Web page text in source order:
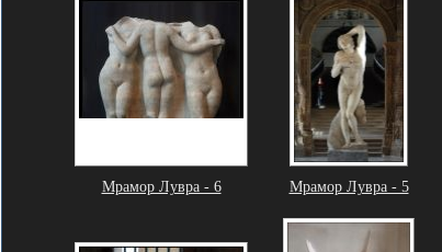
Мрамор Лувра - 6 Мрамор Лувра - 5